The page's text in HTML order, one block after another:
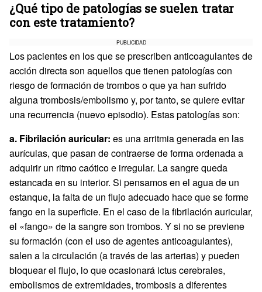
¿Qué tipo de patologías se suelen tratar
con este tratamiento?
PUBLICIDAD
Los pacientes en los que se prescriben anticoagulantes de
acción directa son aquellos que tienen patologías con
riesgo de formación de trombos o que ya han sufrido
alguna trombosis/embolismo y, por tanto, se quiere evitar
una recurrencia (nuevo episodio). Estas patologías son:
a. Fibrilación auricular: es una arritmia generada en las
aurículas, que pasan de contraerse de forma ordenada a
adquirir un ritmo caótico e irregular. La sangre queda
estancada en su interior. Si pensamos en el agua de un
estanque, la falta de un flujo adecuado hace que se forme
fango en la superficie. En el caso de la fibrilación auricular,
el «fango» de la sangre son trombos. Y si no se previene
su formación (con el uso de agentes anticoagulantes),
salen a la circulación (a través de las arterias) y pueden
bloquear el flujo, lo que ocasionará ictus cerebrales,
embolismos de extremidades, trombosis a diferentes